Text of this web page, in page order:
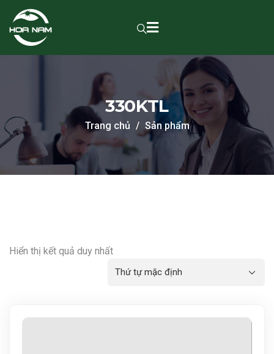
330KTL
Trang chủ Sản phẩm
Hiển thị kết quả duy nhất